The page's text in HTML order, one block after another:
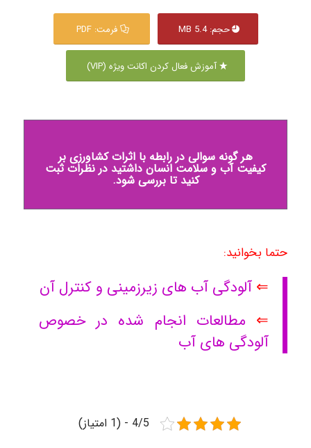
حجم: 5.4 MB فرمت: PDF
آموزش فعال کردن اکانت ویژه (VIP)
هر گونه سوالی در رابطه با اثرات کشاورزی بر
کیفیت آب و سلامت انسان داشتید در نظرات ثبت
کنید تا بررسی شود.
حتما بخوانید:
⇐ آلودگی آب های زیرزمینی و کنترل آن
⇐ مطالعات انجام شده در خصوص
آلودگی های آب
4/5 - (1 امتیاز)